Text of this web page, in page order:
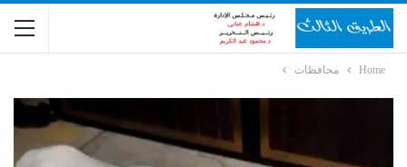
Home محافظات